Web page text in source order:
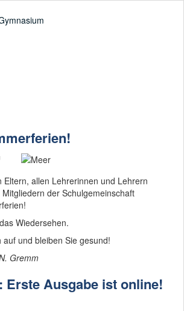
THG herrscht
vertrauensvolle
mit
- enden
einem
THG ist eine
Eltern, allen Lehrerinnen und Lehrern
der Schulgemeinschaft
Wiedersehen.
auf und bleiben Sie gesund!
Gremm
Erste Ausgabe ist online!